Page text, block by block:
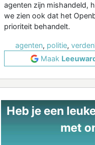
agenten zijn mishandeld,
we zien ook dat het
prioriteit behandelt.
agenten, politie,
Maak
Heb je een
met